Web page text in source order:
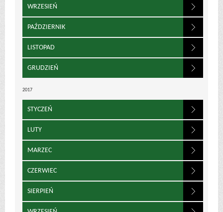
WRZESIEŃ
PAŹDZIERNIK
LISTOPAD
GRUDZIEŃ
2017
STYCZEŃ
LUTY
MARZEC
CZERWIEC
SIERPIEŃ